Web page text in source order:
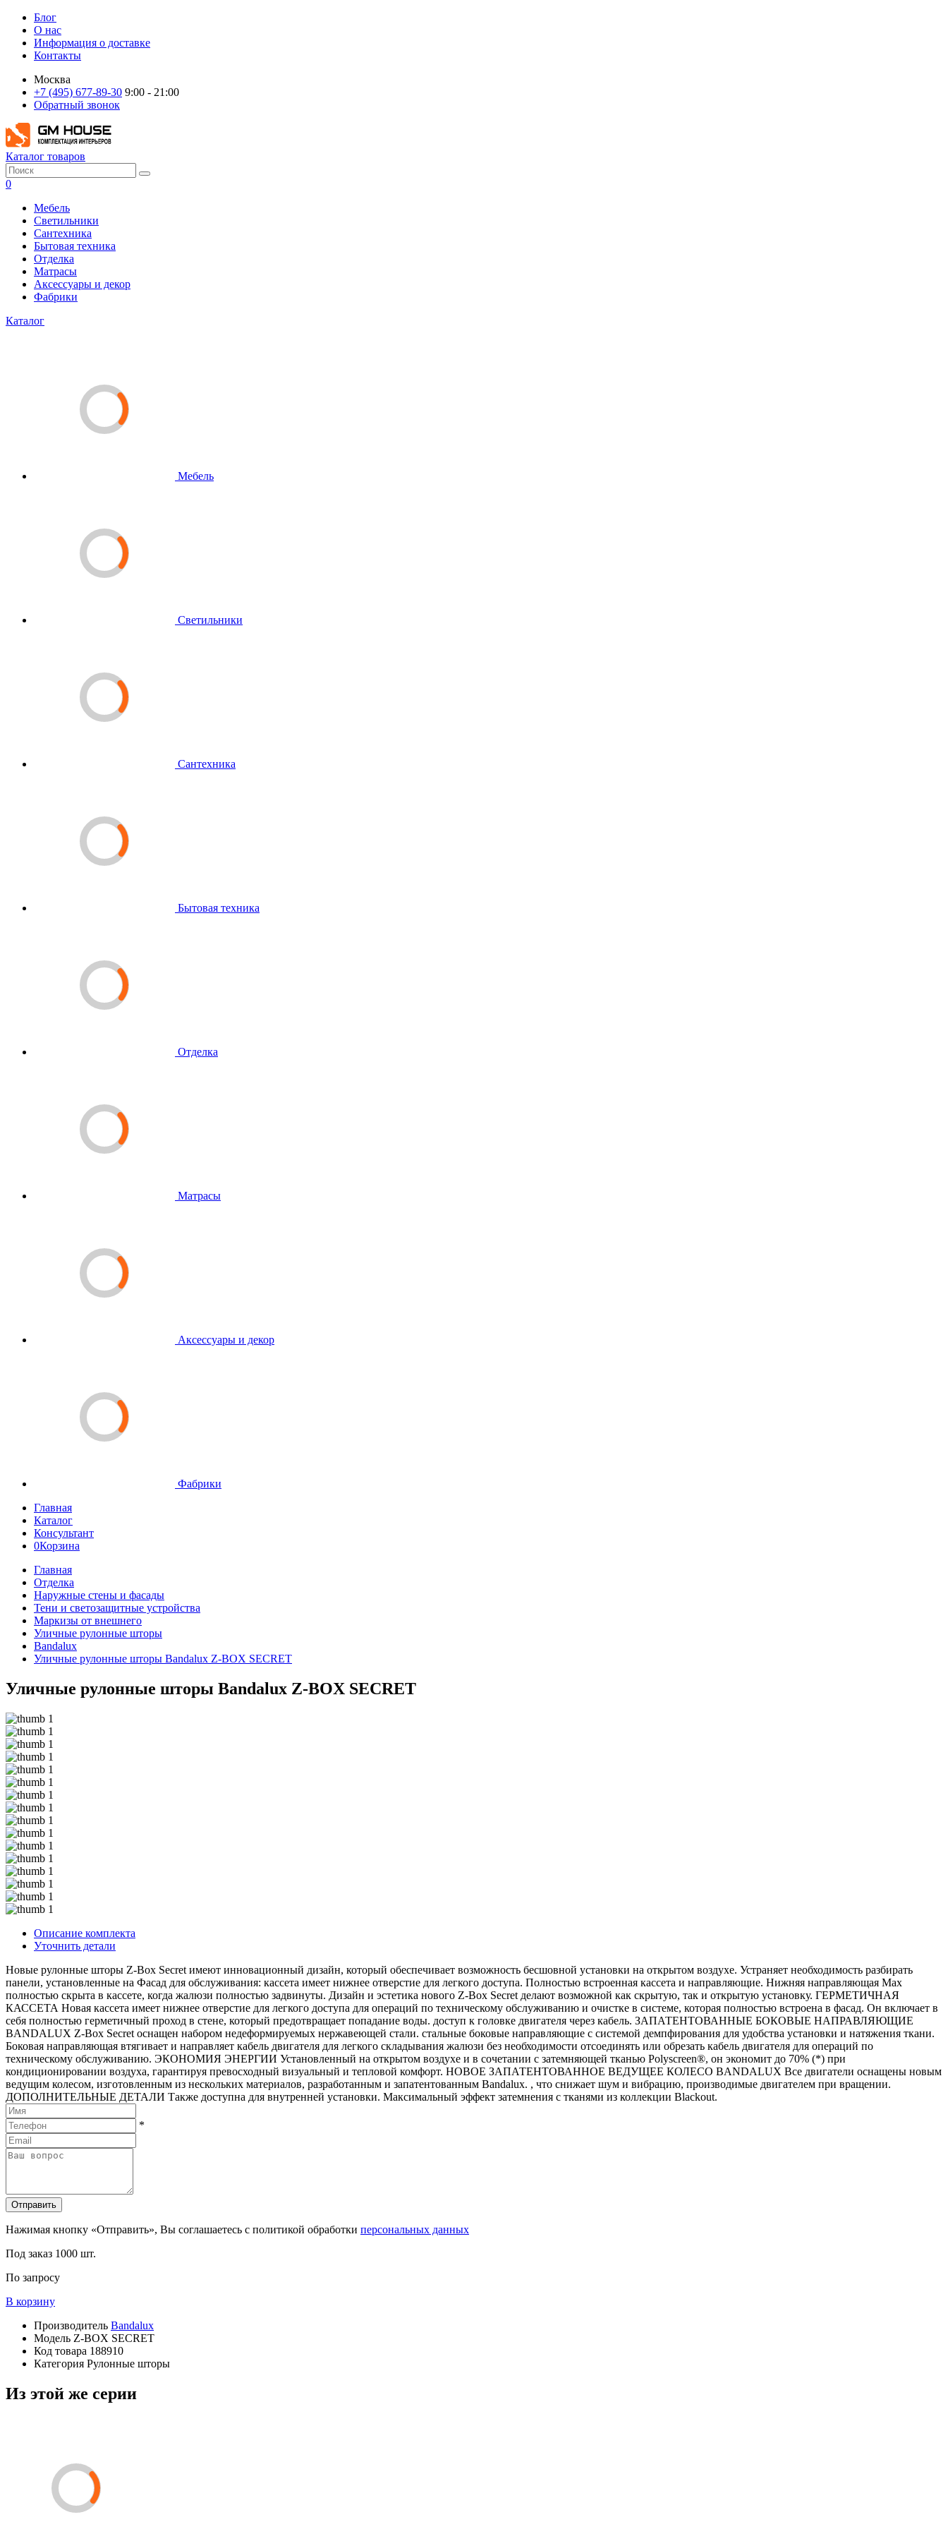
Блог
О нас
Информация о доставке
Контакты
Москва
+7 (495) 677-89-30 9:00 - 21:00
Обратный звонок
Каталог товаров
0
Мебель
Светильники
Сантехника
Бытовая техника
Отделка
Матрасы
Аксессуары и декор
Фабрики
Каталог
Мебель
Светильники
Сантехника
Бытовая техника
Отделка
Матрасы
Аксессуары и декор
Фабрики
Главная
Каталог
Консультант
0Корзина
Главная
Отделка
Наружные стены и фасады
Тени и светозащитные устройства
Маркизы от внешнего
Уличные рулонные шторы
Bandalux
Уличные рулонные шторы Bandalux Z-BOX SECRET
Уличные рулонные шторы Bandalux Z-BOX SECRET
Описание комплекта
Уточнить детали
Новые рулонные шторы Z-Box Secret имеют инновационный дизайн, который обеспечивает возможность бесшовной установки на открытом воздухе. Устраняет необходимость разбирать
панели, установленные на Фасад для обслуживания: кассета имеет нижнее отверстие для легкого доступа. Полностью встроенная кассета и направляющие. Нижняя направляющая Max
полностью скрыта в кассете, когда жалюзи полностью задвинуты. Дизайн и эстетика нового Z-Box Secret делают возможной как скрытую, так и открытую установку. ГЕРМЕТИЧНАЯ
КАССЕТА Новая кассета имеет нижнее отверстие для легкого доступа для операций по техническому обслуживанию и очистке в системе, которая полностью встроена в фасад. Он включает в
себя полностью герметичный проход в стене, который предотвращает попадание воды. доступ к головке двигателя через кабель. ЗАПАТЕНТОВАННЫЕ БОКОВЫЕ НАПРАВЛЯЮЩИЕ
BANDALUX Z-Box Secret оснащен набором недеформируемых нержавеющей стали. стальные боковые направляющие с системой демпфирования для удобства установки и натяжения ткани.
Боковая направляющая втягивает и направляет кабель двигателя для легкого складывания жалюзи без необходимости отсоединять или обрезать кабель двигателя для операций по
техническому обслуживанию. ЭКОНОМИЯ ЭНЕРГИИ Установленный на открытом воздухе и в сочетании с затемняющей тканью Polyscreen®, он экономит до 70% (*) при
кондиционировании воздуха, гарантируя превосходный визуальный и тепловой комфорт. НОВОЕ ЗАПАТЕНТОВАННОЕ ВЕДУЩЕЕ КОЛЕСО BANDALUX Все двигатели оснащены новым
ведущим колесом, изготовленным из нескольких материалов, разработанным и запатентованным Bandalux. , что снижает шум и вибрацию, производимые двигателем при вращении.
ДОПОЛНИТЕЛЬНЫЕ ДЕТАЛИ Также доступна для внутренней установки. Максимальный эффект затемнения с тканями из коллекции Blackout.
*
Отправить
Нажимая кнопку «Отправить», Вы соглашаетесь с политикой обработки персональных данных
Под заказ 1000 шт.
По запросу
В корзину
Производитель Bandalux
Модель Z-BOX SECRET
Код товара 188910
Категория Рулонные шторы
Из этой же серии